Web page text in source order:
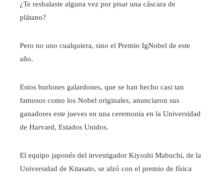
¿Te resbalaste alguna vez por pisar una cáscara de
plátano?
Pero no uno cualquiera, sino el Premio IgNobel de este
año.
Estos burlones galardones, que se han hecho casi tan
famosos como los Nobel originales, anunciaron sus
ganadores este jueves en una ceremonia en la Universidad
de Harvard, Estados Unidos.
El equipo japonés del investigador Kiyoshi Mabuchi, de la
Universidad de Kitasato, se alzó con el premio de física